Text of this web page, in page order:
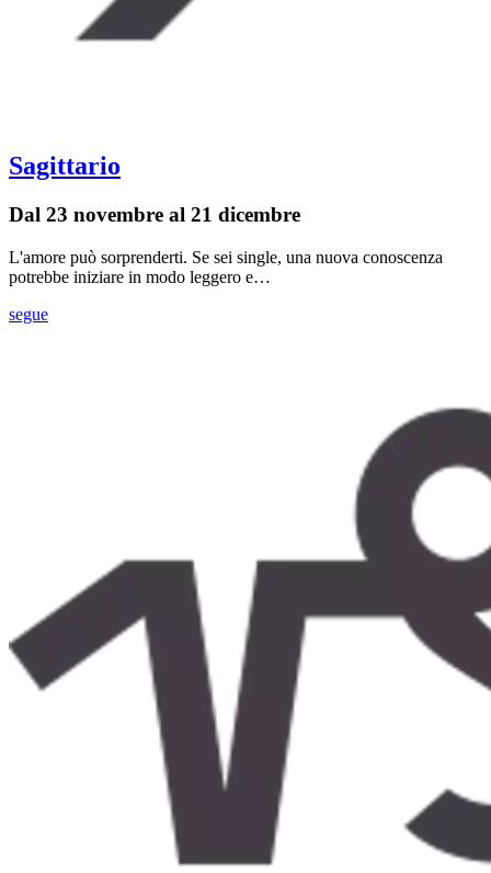
Sagittario
Dal 23 novembre al 21 dicembre
L'amore può sorprenderti. Se sei single, una nuova conoscenza
potrebbe iniziare in modo leggero e…
segue